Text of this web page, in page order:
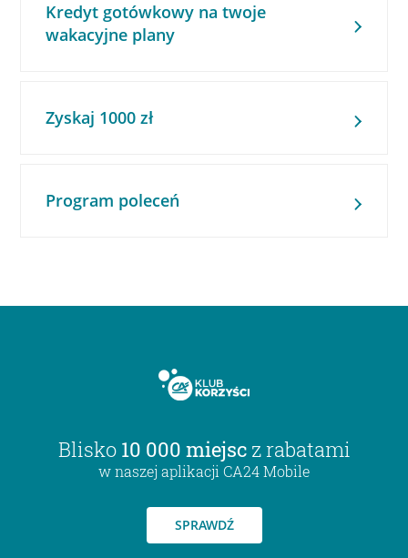
Kredyt gotówkowy na twoje
wakacyjne plany
Zyskaj 1000 zł
Program poleceń
Blisko 10 000 miejsc z rabatami
w naszej aplikacji CA24 Mobile
SPRAWDŹ